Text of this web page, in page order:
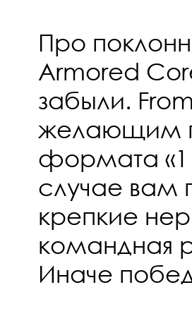
Про
Armored
забыли.
желающим
формата «1
случае вам
крепкие
командная
Иначе